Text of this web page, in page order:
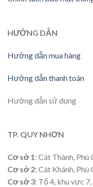
HƯỚNG DẪN
Hướng dẫn mua hàng
Hướng dẫn thanh toán
Hướng dẫn sử dụng
TP. QUY NHƠN
Cơ sở 1: Cát Thành,
Cơ sở 2: Cát Khánh,
Cơ sở 3: Tổ 4, khu vực